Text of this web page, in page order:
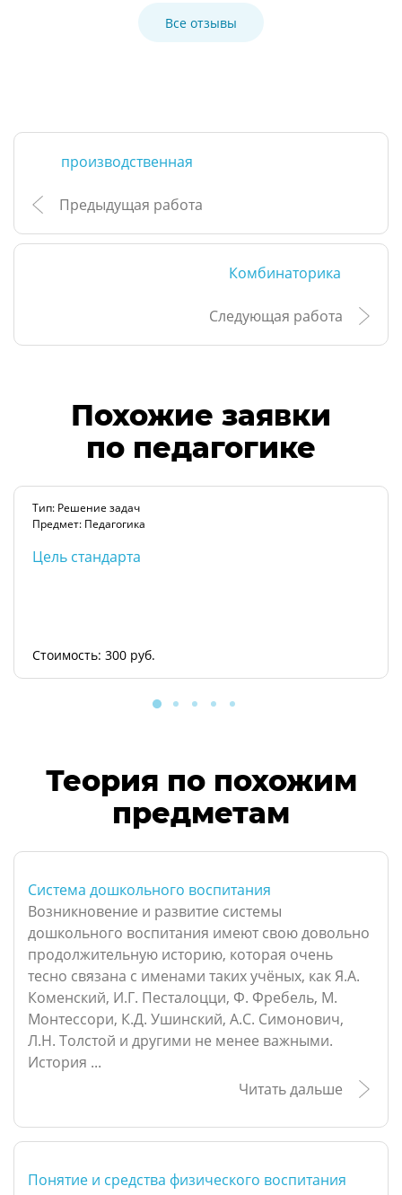
Все отзывы
производственная
Предыдущая работа
Комбинаторика
Следующая работа
Похожие заявки
по педагогике
Тип: Решение задач
Предмет: Педагогика
Цель стандарта
Стоимость: 300 руб.
Теория по похожим
предметам
Система дошкольного воспитания
Возникновение и развитие системы
дошкольного воспитания имеют свою довольно
продолжительную историю, которая очень
тесно связана с именами таких учёных, как Я.А.
Коменский, И.Г. Песталоцци, Ф. Фребель, М.
Монтессори, К.Д. Ушинский, А.С. Симонович,
Л.Н. Толстой и другими не менее важными.
История ...
Читать дальше
Понятие и средства физического воспитания